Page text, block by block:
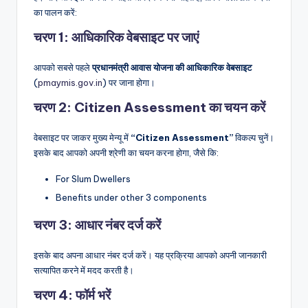
का पालन करें:
चरण 1: आधिकारिक वेबसाइट पर जाएं
आपको सबसे पहलेप्रधानमंत्री आवास योजना की आधिकारिक वेबसाइट
(pmaymis.gov.in) पर जाना होगा।
चरण 2: Citizen Assessment का चयन करें
वेबसाइट पर जाकर मुख्य मेन्यू में “Citizen Assessment”विकल्प चुनें।
इसके बाद आपको अपनी श्रेणी का चयन करना होगा, जैसे कि:
For Slum Dwellers
Benefits under other 3 components
चरण 3: आधार नंबर दर्ज करें
इसके बाद अपना आधार नंबर दर्ज करें। यह प्रक्रिया आपको अपनी जानकारी
सत्यापित करने में मदद करती है।
चरण 4: फॉर्म भरें